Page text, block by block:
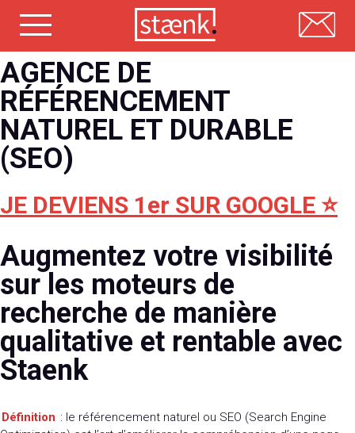
to
content
AGENCE DE
RÉFÉRENCEMENT
NATUREL ET DURABLE
(SEO)
JE DEVIENS 1er SUR GOOGLE ⭐️
Augmentez votre visibilité
sur les moteurs de
recherche de manière
qualitative et rentable avec
Staenk
Définition : le référencement naturel ou SEO (Search Engine